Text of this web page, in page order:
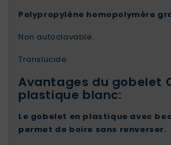
Polypropylène homopolymère
Non autoclavable.
Translucide.
Avantages du gobelet
plastique blanc:
Le gobelet en plastique avec
permet de boire sans renverser.